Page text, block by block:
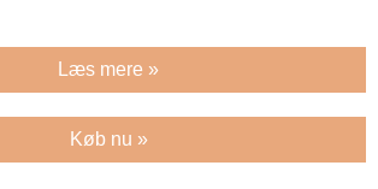
Læs mere »
Køb nu »